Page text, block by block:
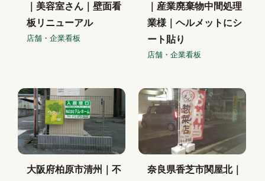
｜美容室さん｜壁面看
板リニューアル
店舗・企業看板
｜産業廃棄物中間処理
業様｜ヘルメットにシ
ート貼り
店舗・企業看板
大阪府柏原市清州｜不 奈良県香芝市関屋北｜